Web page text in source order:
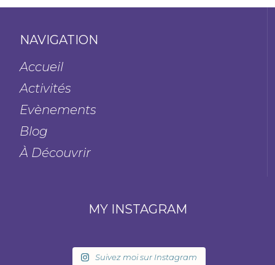
NAVIGATION
Accueil
Activités
Evènements
Blog
À Découvrir
MY INSTAGRAM
Suivez moi sur Instagram